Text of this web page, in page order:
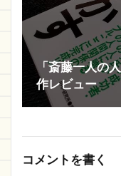
「斎藤一人の
作レビュー
コメントを書く